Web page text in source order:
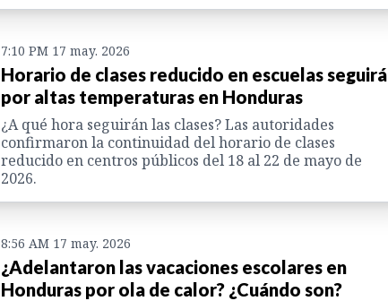
7:10 PM 17 may. 2026
Horario de clases reducido en escuelas seguirá
por altas temperaturas en Honduras
¿A qué hora seguirán las clases? Las autoridades
confirmaron la continuidad del horario de clases
reducido en centros públicos del 18 al 22 de mayo de
2026.
8:56 AM 17 may. 2026
¿Adelantaron las vacaciones escolares en
Honduras por ola de calor? ¿Cuándo son?